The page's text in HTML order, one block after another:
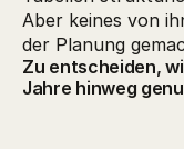
Aber keines von
der Planung
Zu entscheiden,
Jahre hinweg